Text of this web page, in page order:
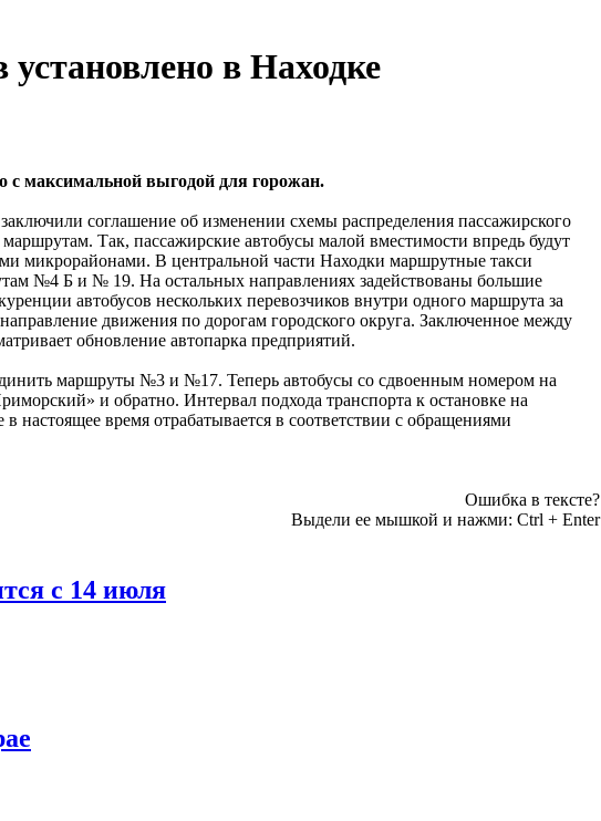
в Находке
с максимальной выгодой для горожан.
соглашение об изменении схемы распределения пассажирского
Так, пассажирские автобусы малой вместимости впредь будут
микрорайонами. В центральной части Находки маршрутные такси
№4 Б и № 19. На остальных направлениях задействованы большие
автобусов нескольких перевозчиков внутри одного маршрута за
движения по дорогам городского округа. Заключенное между
обновление автопарка предприятий.
маршруты №3 и №17. Теперь автобусы со сдвоенным номером на
и обратно. Интервал подхода транспорта к остановке на
настоящее время отрабатывается в соответствии с обращениями
Ошибка в тексте?
Выдели ее мышкой и нажми: Ctrl + Enter
с 14 июля